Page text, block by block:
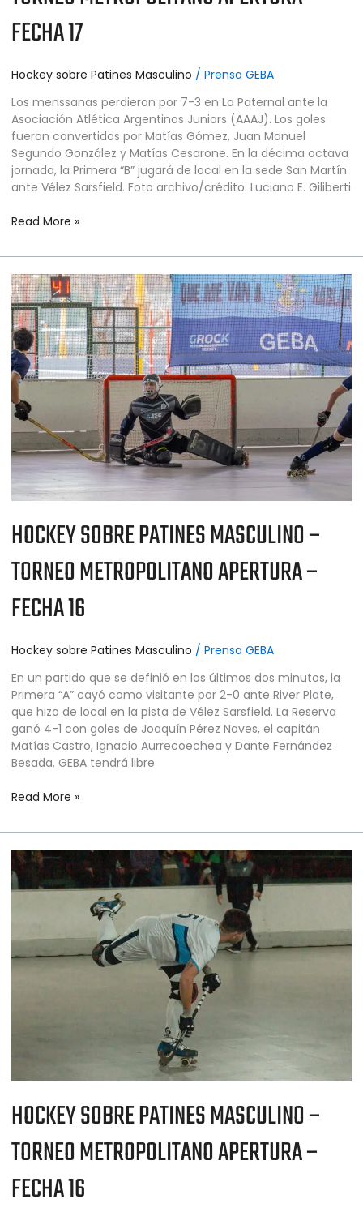
FECHA 17
Hockey sobre Patines Masculino / Prensa GEBA
Los menssanas perdieron por 7-3 en La Paternal ante la
Asociación Atlética Argentinos Juniors (AAAJ). Los goles
fueron convertidos por Matías Gómez, Juan Manuel
Segundo González y Matías Cesarone. En la décima octava
jornada, la Primera “B” jugará de local en la sede San Martín
ante Vélez Sarsfield. Foto archivo/crédito: Luciano E. Giliberti
Read More »
HOCKEY SOBRE PATINES MASCULINO –
TORNEO METROPOLITANO APERTURA –
FECHA 16
Hockey sobre Patines Masculino / Prensa GEBA
En un partido que se definió en los últimos dos minutos, la
Primera “A” cayó como visitante por 2-0 ante River Plate,
que hizo de local en la pista de Vélez Sarsfield. La Reserva
ganó 4-1 con goles de Joaquín Pérez Naves, el capitán
Matías Castro, Ignacio Aurrecoechea y Dante Fernández
Besada. GEBA tendrá libre
HOCKEY
SOBRE
PATINES
MASCULINO
–
TORNEO
METROPOLITANO
APERTURA
–
FECHA
16
Read More »
HOCKEY SOBRE PATINES MASCULINO –
TORNEO METROPOLITANO APERTURA –
FECHA 16
HOCKEY
SOBRE
PATINES
TORNEO
METROPOLITANO